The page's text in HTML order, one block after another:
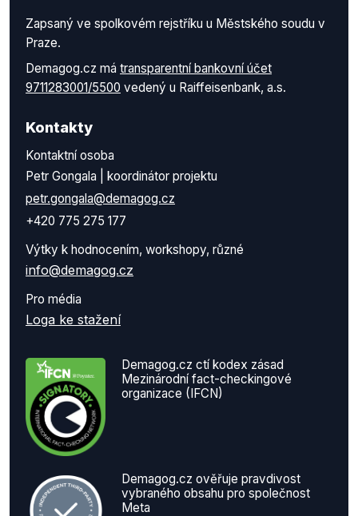
Zapsaný ve spolkovém rejstříku u Městského soudu v
Praze.
Demagog.cz má transparentní bankovní účet
9711283001/5500 vedený u Raiffeisenbank, a.s.
Kontakty
Kontaktní osoba
Petr Gongala | koordinátor projektu
petr.gongala@demagog.cz
+420 775 275 177
Výtky k hodnocením, workshopy, různé
info@demagog.cz
Pro média
Loga ke stažení
Demagog.cz ctí kodex zásad
Mezinárodní fact-checkingové
organizace (IFCN)
Demagog.cz ověřuje pravdivost
vybraného obsahu pro společnost
Meta